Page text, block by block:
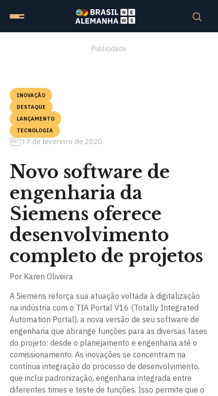
Publicidade
INOVAÇÃO
DESTAQUE
LANÇAMENTO
TECNOLOGIA
17 de fevereiro de 2020
Novo software de
engenharia da
Siemens oferece
desenvolvimento
completo de projetos
Por Karen Oliveira
A Siemens reforça sua atuação voltada à digitalização
na indústria com o TIA Portal V16 (Totally Integrated
Automation Portal), a nova versão de seu software de
engenharia que abrange funções para as diversas fases
do projeto: desde o planejamento e engenharia até o
comissionamento. As inovações se concentram na
contínua integração do processo de desenvolvimento,
que inclui padronização, engenharia integrada entre
diferentes times e teste de funções. Isso permite que o